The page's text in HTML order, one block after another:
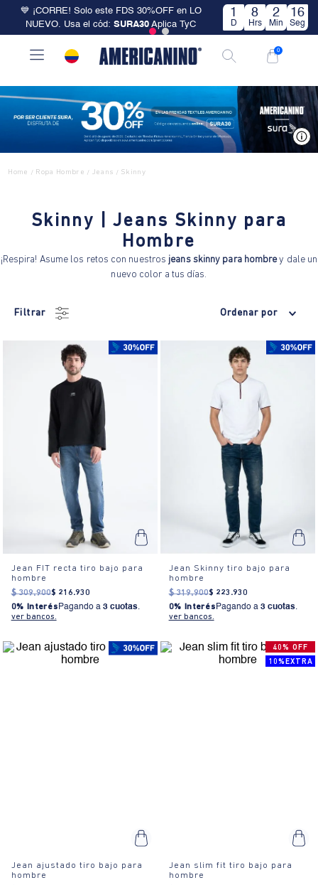
💙 ¡CORRE! Solo este FDS 30%OFF en LO
NUEVO. Usa el cód: SURA30 Aplica TyC
1
D
8
Hrs
2
Min
16
Seg
0
Home / Ropa Hombre / Jeans / Skinny
Skinny | Jeans Skinny para
Hombre
¡Respira! Asume los retos con nuestros jeans skinny para hombrey dale un
nuevo color a tus días.
Filtrar Ordenar por
Jean FIT recta tiro bajo para
hombre
$ 309.900$ 216.930
0% Interés Pagando a 3 cuotas.
ver bancos.
Jean Skinny tiro bajo para
hombre
$ 319.900$ 223 .930
0% Interés Pagando a 3 cuotas.
ver bancos.
Jean ajustado tiro bajo para
hombre
40% OFF
10%EXTRA
Jean slim fit tiro bajo para
hombre